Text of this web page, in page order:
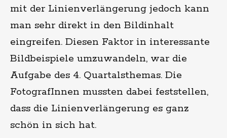
mit der Linienverlängerung jedoch kann
man sehr direkt in den Bildinhalt
eingreifen. Diesen Faktor in interessante
Bildbeispiele umzuwandeln, war die
Aufgabe des 4. Quartalsthemas. Die
FotografInnen mussten dabei feststellen,
dass die Linienverlängerung es ganz
schön in sich hat.